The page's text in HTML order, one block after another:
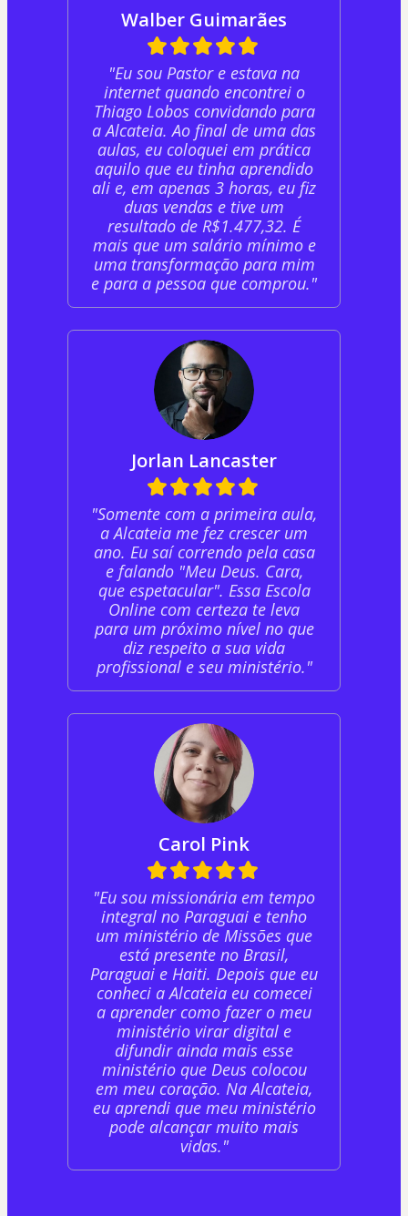
Walber Guimarães
"Eu sou Pastor e estava na
internet quando encontrei o
Thiago Lobos convidando para
a Alcateia. Ao final de uma das
aulas, eu coloquei em prática
aquilo que eu tinha aprendido
ali e, em apenas 3 horas, eu fiz
duas vendas e tive um
resultado de R$1.477,32. É
mais que um salário mínimo e
uma transformação para mim
e para a pessoa que comprou."
Jorlan Lancaster
"Somente com a primeira aula,
a Alcateia me fez crescer um
ano. Eu saí correndo pela casa
e falando "Meu Deus. Cara,
que espetacular". Essa Escola
Online com certeza te leva
para um próximo nível no que
diz respeito a sua vida
profissional e seu ministério."
Carol Pink
"Eu sou missionária em tempo
integral no Paraguai e tenho
um ministério de Missões que
está presente no Brasil,
Paraguai e Haiti. Depois que eu
conheci a Alcateia eu comecei
a aprender como fazer o meu
ministério virar digital e
difundir ainda mais esse
ministério que Deus colocou
em meu coração. Na Alcateia,
eu aprendi que meu ministério
pode alcançar muito mais
vidas."